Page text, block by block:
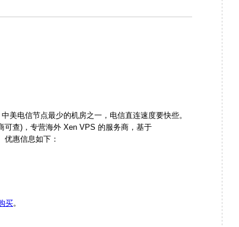
美电信节点最少的机房之一，电信直连速度要快些。
可查)，专营海外 Xen VPS 的服务商，基于
惠信息如下：
买。